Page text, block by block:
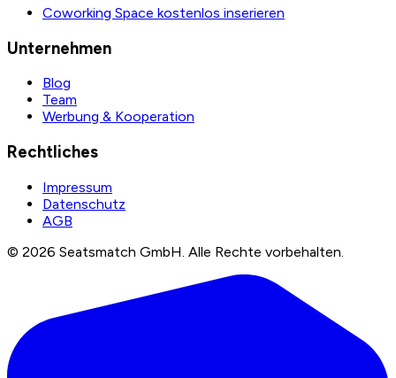
Coworking Space kostenlos inserieren
Unternehmen
Blog
Team
Werbung & Kooperation
Rechtliches
Impressum
Datenschutz
AGB
© 2026 Seatsmatch GmbH. Alle Rechte vorbehalten.